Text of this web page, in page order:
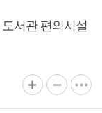
서관 편의시설